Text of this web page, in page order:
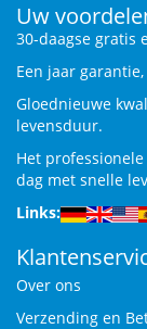
Uw
30-daagse gratis
Een jaar
Gloednieuwe
levensduur.
Het
dag met snelle
Links:
Over ons
Verzending en